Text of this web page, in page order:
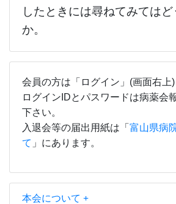
会員の方は「ログイン」(画面右上)
ログインIDとパスワードは病薬会
下さい。
入退会等の届出用紙は「 富山県病
て 」にあります。
本会について
したときには尋ねてみてはど
か。